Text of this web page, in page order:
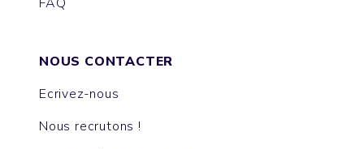
NOUS CONTACTER
Ecrivez-nous
Nous recrutons !